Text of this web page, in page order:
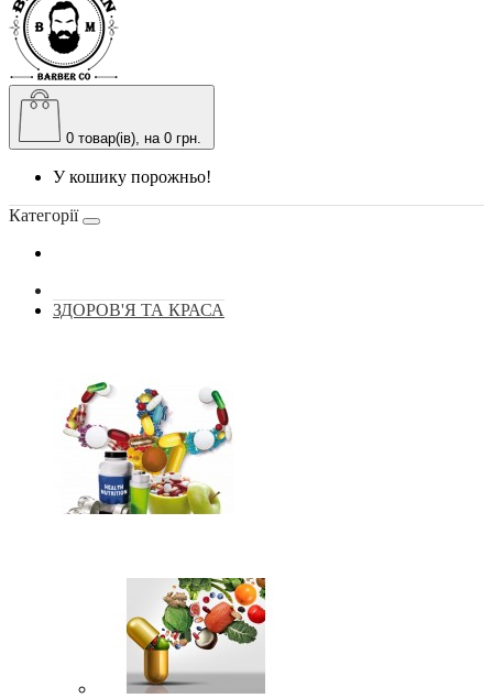
0 товар(ів), на 0 грн.
У кошику порожньо!
Категорії
ЗДОРОВ'Я ТА КРАСА